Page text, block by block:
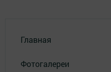
Главная
Фотогалереи